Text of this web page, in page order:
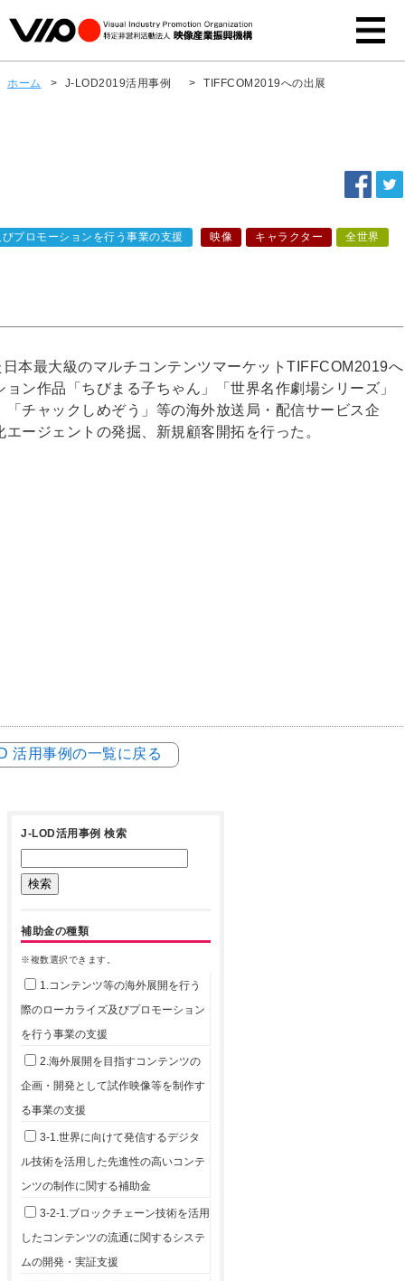
ホーム > J-LOD2019活用事例 > TIFFCOM2019への出展
プロモーションを行う事業の支援 映像 キャラクター 全世界
本最大級のマルチコンテンツマーケットTIFFCOM2019へ
ン作品「ちびまる子ちゃん」「世界名作劇場シリーズ」
チャックしめぞう」等の海外放送局・配信サービス企
ージェントの発掘、新規顧客開拓を行った。
活用事例の一覧に戻る
J-LOD活用事例 検索
補助金の種類
※複数選択できます。
1.コンテンツ等の海外展開を行う
際のローカライズ及びプロモーション
を行う事業の支援
2.海外展開を目指すコンテンツの
企画・開発として試作映像等を制作す
る事業の支援
3-1.世界に向けて発信するデジタ
ル技術を活用した先進性の高いコンテ
ンツの制作に関する補助金
3-2-1.ブロックチェーン技術を活用
したコンテンツの流通に関するシステ
ムの開発・実証支援